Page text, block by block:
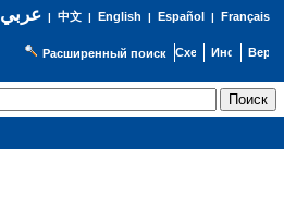
عربي| 中文| English | Español | Français
Расширенный поиск